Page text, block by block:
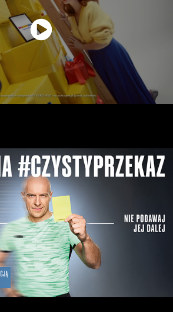
PZU Czysty Przekaz
2025